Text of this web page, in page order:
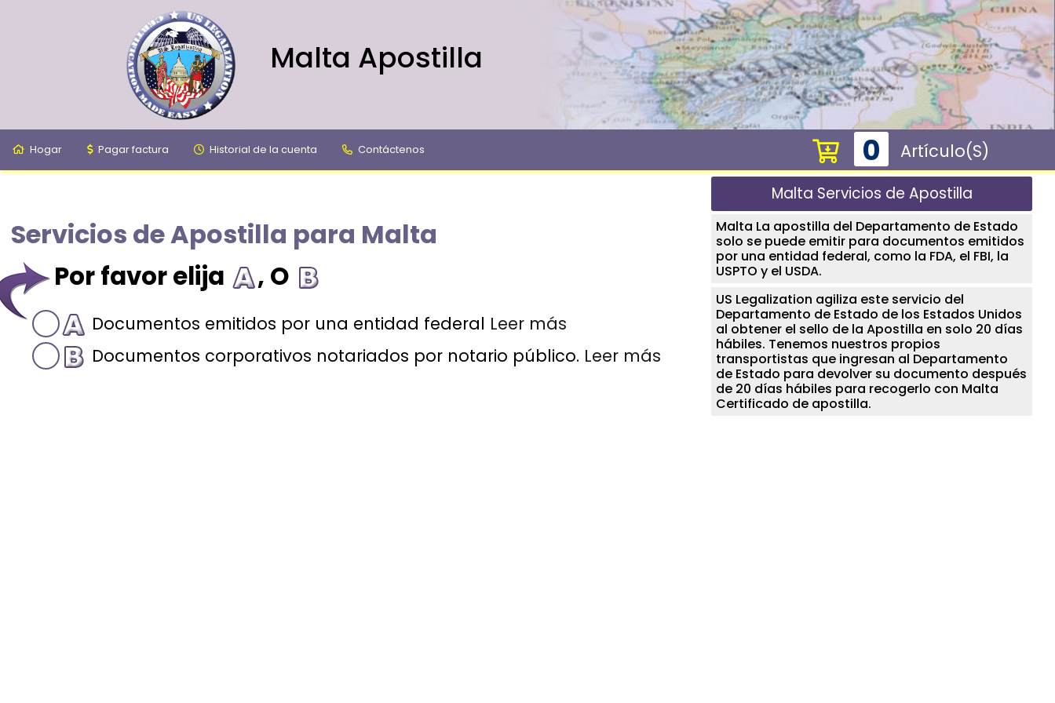
Malta Apostilla
Hogar Pagar factura Historial de la cuenta Contáctenos 0 Artículo(s)
Servicios de Apostilla para Malta
Por favor elija , O
Documentos emitidos por una entidad federal Leer más
Documentos corporativos notariados por notario público. Leer más
Malta Servicios de Apostilla
Malta La apostilla del Departamento de Estado
solo se puede emitir para documentos emitidos
por una entidad federal, como la FDA, el FBI, la
USPTO y el USDA.
US Legalization agiliza este servicio del
Departamento de Estado de los Estados Unidos
al obtener el sello de la Apostilla en solo 20 días
hábiles. Tenemos nuestros propios
transportistas que ingresan al Departamento
de Estado para devolver su documento después
de 20 días hábiles para recogerlo con Malta
Certificado de apostilla.